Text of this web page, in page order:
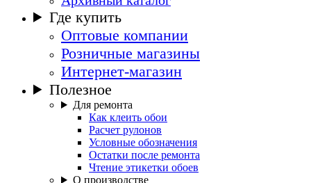
Где купить
Оптовые компании
Розничные магазины
Интернет-магазин
Полезное
Для ремонта
Как клеить обои
Расчет рулонов
Условные обозначения
Остатки после ремонта
Чтение этикетки обоев
О производстве